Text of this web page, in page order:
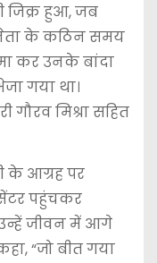
जिक्र हुआ, जब
के कठिन समय
कर उनके बांदा
गया था।
गौरव मिश्रा सहित
के आग्रह पर
पहुंचकर
जीवन में आगे
“जो बीत गया